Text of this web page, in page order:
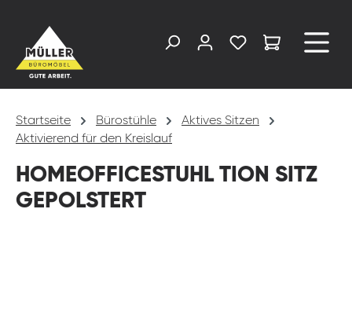
Startseite Bürostühle
Aktives Sitzen
Aktivierend für den Kreislauf
HOMEOFFICESTUHL TION SITZ
GEPOLSTERT